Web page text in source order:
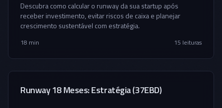
Descubra como calcular o runway da sua startup após
receber investimento, evitar riscos de caixa e planejar
crescimento sustentável com estratégia.
18 min 15 leituras
Runway 18 Meses: Estratégia (37EBD)